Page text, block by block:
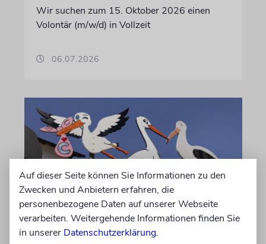
Wir suchen zum 15. Oktober 2026 einen
Volontär (m/w/d) in Vollzeit
06.07.2026
STATISTIK
Auf dieser Seite können Sie Informationen zu den
Zwecken und Anbietern erfahren, die
personenbezogene Daten auf unserer Webseite
verarbeiten. Weitergehende Informationen finden Sie
in unserer Datenschutzerklärung.